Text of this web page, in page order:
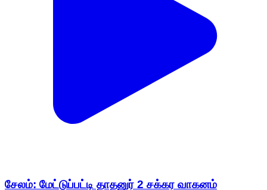
சேலம்: மேட்டுப்பட்டி தாதனுர் 2 சக்கர வாகனம்